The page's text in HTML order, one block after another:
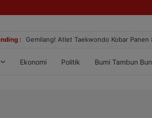
: Gemilang! Atlet Taekwondo Kobar
Ekonomi Politik Bumi Tambun